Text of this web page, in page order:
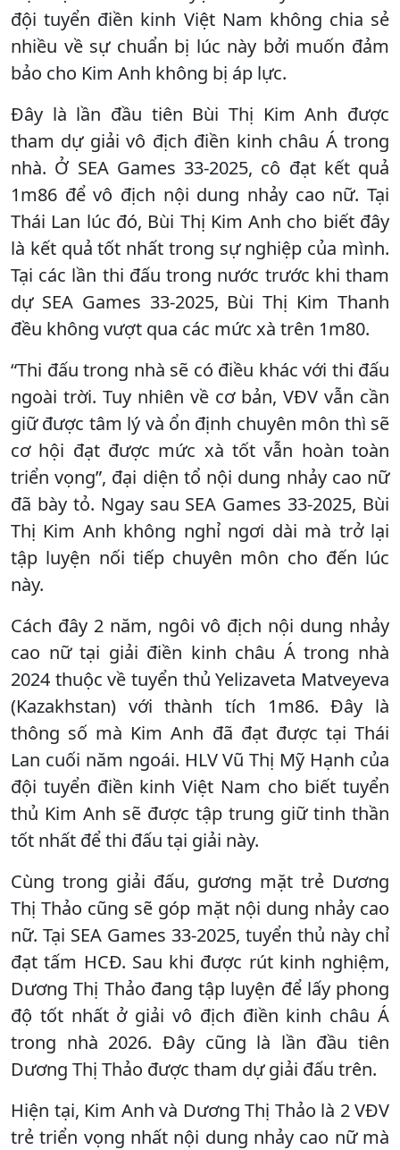
đội tuyển điền kinh Việt Nam không chia sẻ
nhiều về sự chuẩn bị lúc này bởi muốn đảm
bảo cho Kim Anh không bị áp lực.
Đây là lần đầu tiên Bùi Thị Kim Anh được
tham dự giải vô địch điền kinh châu Á trong
nhà. Ở SEA Games 33-2025, cô đạt kết quả
1m86 để vô địch nội dung nhảy cao nữ. Tại
Thái Lan lúc đó, Bùi Thị Kim Anh cho biết đây
là kết quả tốt nhất trong sự nghiệp của mình.
Tại các lần thi đấu trong nước trước khi tham
dự SEA Games 33-2025, Bùi Thị Kim Thanh
đều không vượt qua các mức xà trên 1m80.
“Thi đấu trong nhà sẽ có điều khác với thi đấu
ngoài trời. Tuy nhiên về cơ bản, VĐV vẫn cần
giữ được tâm lý và ổn định chuyên môn thì sẽ
cơ hội đạt được mức xà tốt vẫn hoàn toàn
triển vọng”, đại diện tổ nội dung nhảy cao nữ
đã bày tỏ. Ngay sau SEA Games 33-2025, Bùi
Thị Kim Anh không nghỉ ngơi dài mà trở lại
tập luyện nối tiếp chuyên môn cho đến lúc
này.
Cách đây 2 năm, ngôi vô địch nội dung nhảy
cao nữ tại giải điền kinh châu Á trong nhà
2024 thuộc về tuyển thủ Yelizaveta Matveyeva
(Kazakhstan) với thành tích 1m86. Đây là
thông số mà Kim Anh đã đạt được tại Thái
Lan cuối năm ngoái. HLV Vũ Thị Mỹ Hạnh của
đội tuyển điền kinh Việt Nam cho biết tuyển
thủ Kim Anh sẽ được tập trung giữ tinh thần
tốt nhất để thi đấu tại giải này.
Cùng trong giải đấu, gương mặt trẻ Dương
Thị Thảo cũng sẽ góp mặt nội dung nhảy cao
nữ. Tại SEA Games 33-2025, tuyển thủ này chỉ
đạt tấm HCĐ. Sau khi được rút kinh nghiệm,
Dương Thị Thảo đang tập luyện để lấy phong
độ tốt nhất ở giải vô địch điền kinh châu Á
trong nhà 2026. Đây cũng là lần đầu tiên
Dương Thị Thảo được tham dự giải đấu trên.
Hiện tại, Kim Anh và Dương Thị Thảo là 2 VĐV
trẻ triển vọng nhất nội dung nhảy cao nữ mà